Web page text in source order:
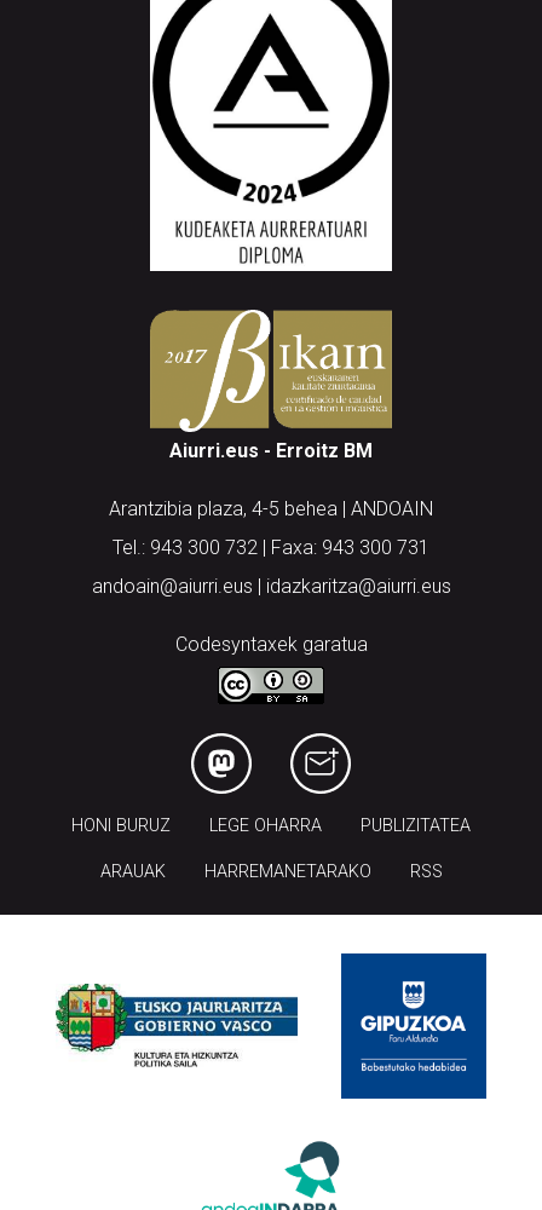
Aiurri.eus - Erroitz BM
Arantzibia plaza, 4-5 behea | ANDOAIN
Tel.: 943 300 732 | Faxa: 943 300 731
andoain@aiurri.eus | idazkaritza@aiurri.eus
Codesyntaxek garatua
HONI BURUZ LEGE OHARRA PUBLIZITATEA
ARAUAK HARREMANETARAKO RSS